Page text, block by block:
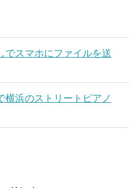
でスマホにファイルを送
横浜のストリートピアノ